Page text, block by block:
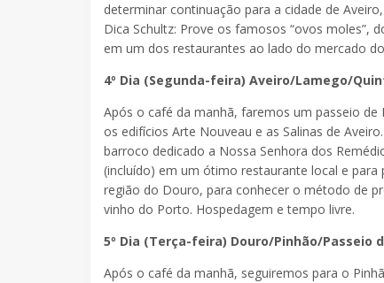
determinar continuação para a cidade de
Dica Schultz: Prove os famosos “ovos moles”,
em um dos restaurantes ao lado do mercado
4º Dia (Segunda-feira) Aveiro/Lamego/
Após o café da manhã, faremos um passeio
os edifícios Arte Nouveau e as Salinas de
barroco dedicado a Nossa Senhora dos
(incluído) em um ótimo restaurante local e
região do Douro, para conhecer o método de
vinho do Porto. Hospedagem e tempo livre.
5º Dia (Terça-feira) Douro/Pinhão/Passeio
Após o café da manhã, seguiremos para o